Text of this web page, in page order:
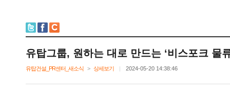
유탑그룹,원하는대로만드는‘비스포크물
유탑건설_PR센터_새소식 > 상세보기 | 2024-05-2014:38:46